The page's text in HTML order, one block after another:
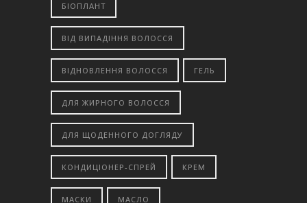
БІОПЛАНТ
ВІД ВИПАДІННЯ ВОЛОССЯ
ВІДНОВЛЕННЯ ВОЛОССЯ ГЕЛЬ
ДЛЯ ЖИРНОГО ВОЛОССЯ
ДЛЯ ЩОДЕННОГО ДОГЛЯДУ
КОНДИЦІОНЕР-СПРЕЙ КРЕМ
МАСКИ МАСЛО